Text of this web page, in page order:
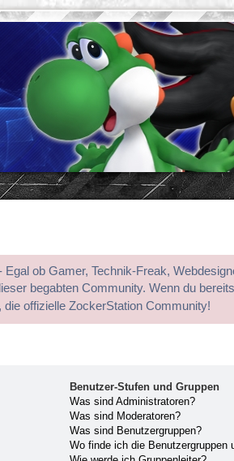
ob Gamer, Technik-Freak,
begabten Community. Wenn du
offizielle ZockerStation Community!
Benutzer-Stufen und Gruppen
Was sind Administratoren?
Was sind Moderatoren?
Was sind Benutzergruppen?
Wo finde ich die Benutzergruppen